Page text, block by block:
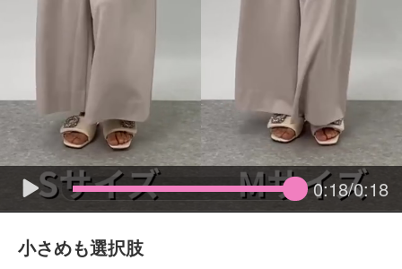
0:18/0:18
小さめも選択肢